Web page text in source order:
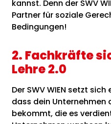
kannst. Denn der SWV
Partner für soziale
Bedingungen!
2. Fachkräfte
Lehre 2.0
Der SWV WIEN setzt
dass dein Unternehmen
bekommt, die es